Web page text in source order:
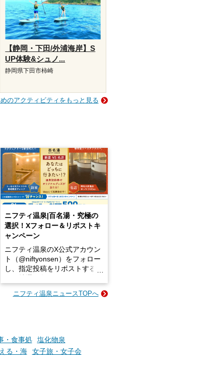
【静岡・下田/外浦海岸】S
UP体験&シュノ...
静岡県下田市柿崎
のアクティビティをもっと見る
ニフティ温泉|百名湯・究極の
選択！Xフォロー＆リポストキ
ャンペーン
ニフティ温泉のX公式アカウン
ト（@niftyonsen）をフォロー
し、指定投稿をリポストする
GIFT500円分をプレゼントい
ニフティ温泉ニュースTOPへ
・食事処
塩化物泉
る・海 女子旅・女子会